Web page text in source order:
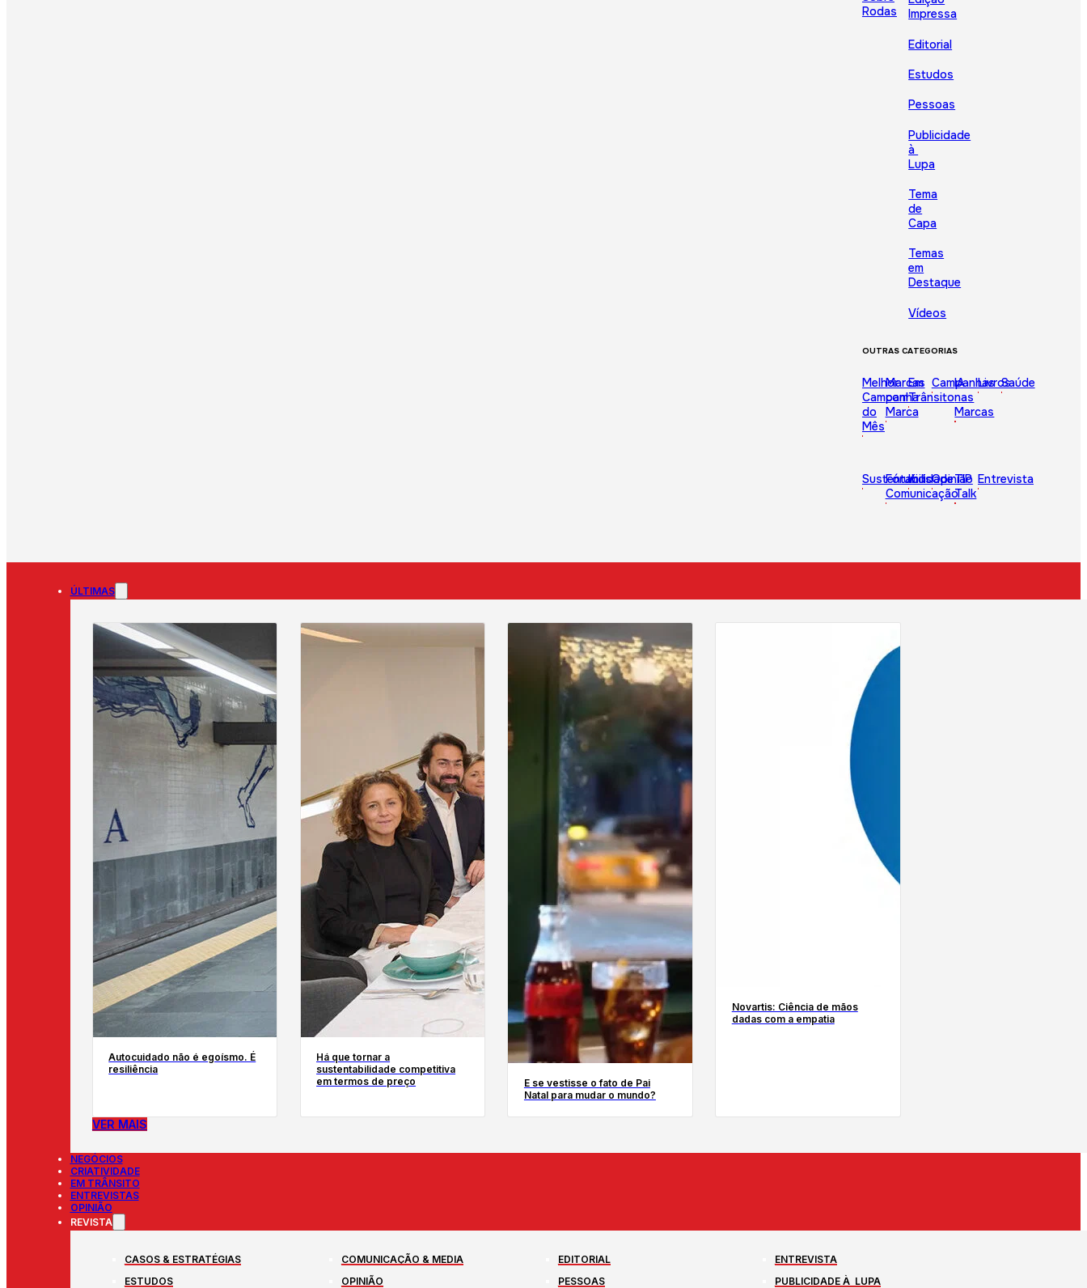
Rodas
Impressa
Editorial
Estudos
Pessoas
Publicidade
à
Lupa
Tema
de
Capa
Temas
em
Destaque
Vídeos
OUTRAS CATEGORIAS
Melhor
Campanha
do
Mês
Marcas
com
Marca
Em
Trânsito
Campanhas
IA
nas
Marcas
LivrosSaúde
Sustentabilidade
Fórum
Comunicação
KidsOpinião
TIP
Talk
Entrevista
ÚLTIMAS
Autocuidado não é egoísmo. É
resiliência
Há que tornar a
sustentabilidade competitiva
em termos de preço
E se vestisse o fato de Pai
Natal para mudar o mundo?
Novartis: Ciência de mãos
dadas com a empatia
VER MAIS
NEGÓCIOS
CRIATIVIDADE
EM TRÂNSITO
ENTREVISTAS
OPINIÃO
REVISTA
CASOS & ESTRATÉGIAS COMUNICAÇÃO & MEDIA EDITORIAL
ENTREVISTA
ESTUDOS
OPINIÃO PESSOAS
PUBLICIDADE À LUPA